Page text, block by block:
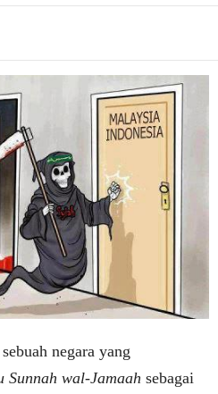
negara yang
Sunnah wal-Jamaah sebagai